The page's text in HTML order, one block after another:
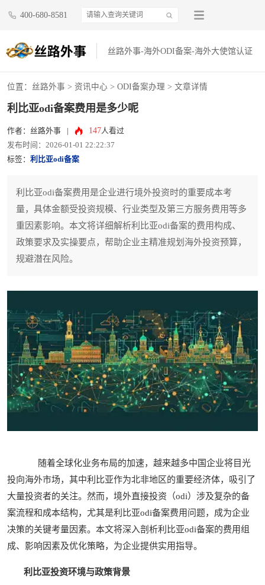
400-680-8581
丝路外事-海外ODI备案-海外大使馆认证
位置： 丝路外事 > 资讯中心 > ODI备案办理 > 文章详情
利比亚odi备案费用是多少呢
作者：丝路外事 147人看过
发布时间：2026-01-01 22:22:37
标签： 利比亚odi备案
利比亚odi备案费用是企业进行境外投资时的重要成本考
量，具体金额受投资规模、行业类型及第三方服务费用等多
重因素影响。本文将详细解析利比亚odi备案的费用构成、
政策要求及实操要点，帮助企业主精准规划海外投资预算，
规避潜在风险。
随着全球化业务布局的加速，越来越多中国企业将目光
投向海外市场，其中利比亚作为北非地区的重要经济体，吸引了
大量投资者的关注。然而，境外直接投资（odi）涉及复杂的备
案流程和成本结构，尤其是利比亚odi备案费用问题，成为企业
决策的关键考量因素。本文将深入剖析利比亚odi备案的费用组
成、影响因素及优化策略，为企业提供实用指导。
利比亚投资环境与政策背景